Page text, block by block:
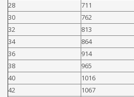
28
711
30
762
32
813
34
864
36
914
38
965
40
1016
42
1067